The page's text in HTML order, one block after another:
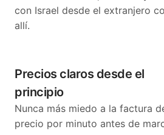
con Israel desde el extranjero
allí.
Precios claros desde el
principio
Nunca más miedo a la factura
precio por minuto antes de